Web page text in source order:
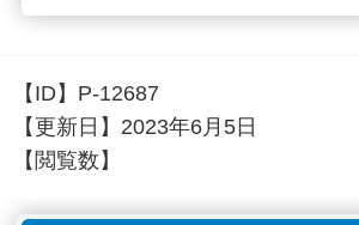
【ID】 P-12687
【更新日】 2023年6月5日
【閲覧数】